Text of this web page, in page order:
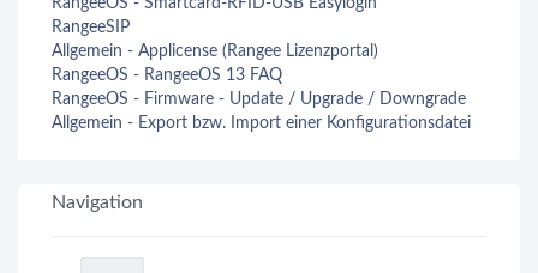
RangeeOS - Smartcard-RFID-USB Easylogin
RangeeSIP
Allgemein - Applicense (Rangee Lizenzportal)
RangeeOS - RangeeOS 13 FAQ
RangeeOS - Firmware - Update / Upgrade / Downgrade
Allgemein - Export bzw. Import einer Konfigurationsdatei
Navigation